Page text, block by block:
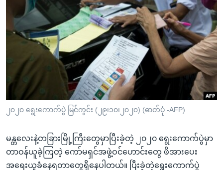
ပင်မ
စာမျက်နှာ
ကြည့်
ရှာဖွေ
ရန်
နေရာ
မကြေးမုံရဲ့ အင်္ဂလိပ်စာ
ရုပ်ရှင်ထဲက အင်္ဂလိပ်စာ
သုတပဒေသာ အင်္ဂလိပ်စာ
ရေဒီယို
တီဗွီ
ရေဒီယိုနှင့်ရုပ်သံ အချက်အလက်များ
ရေဒီယို/တီဗွီအစီအစဉ်
Learning English
ဗွီအိုအေ လူမှုကွန်ယက်များ
ဘာသာစကားများ
၂၀၂၀ ရွေးကောက်ပွဲ မြင်ကွင်း (၂၉၊၁၀၊၂၀၂၀) (ဓာတ်ပုံ -AFP)
မန္တလေးနဲ့တခြားမြို့ကြီးတွေမှာပြီးခဲ့တဲ့ ၂၀၂၀ ရွေးကောက်ပွဲမှာ
တာဝန်ယူခဲ့ကြတဲ့ ကော်မရှင်အဖွဲ့ဝင်ဟောင်းတွေ ဖိအားပေး
အရေးယူခံနေရတာတွေရှိနေပါတယ်။ ပြီးခဲ့တဲ့ရွေးကောက်ပွဲ